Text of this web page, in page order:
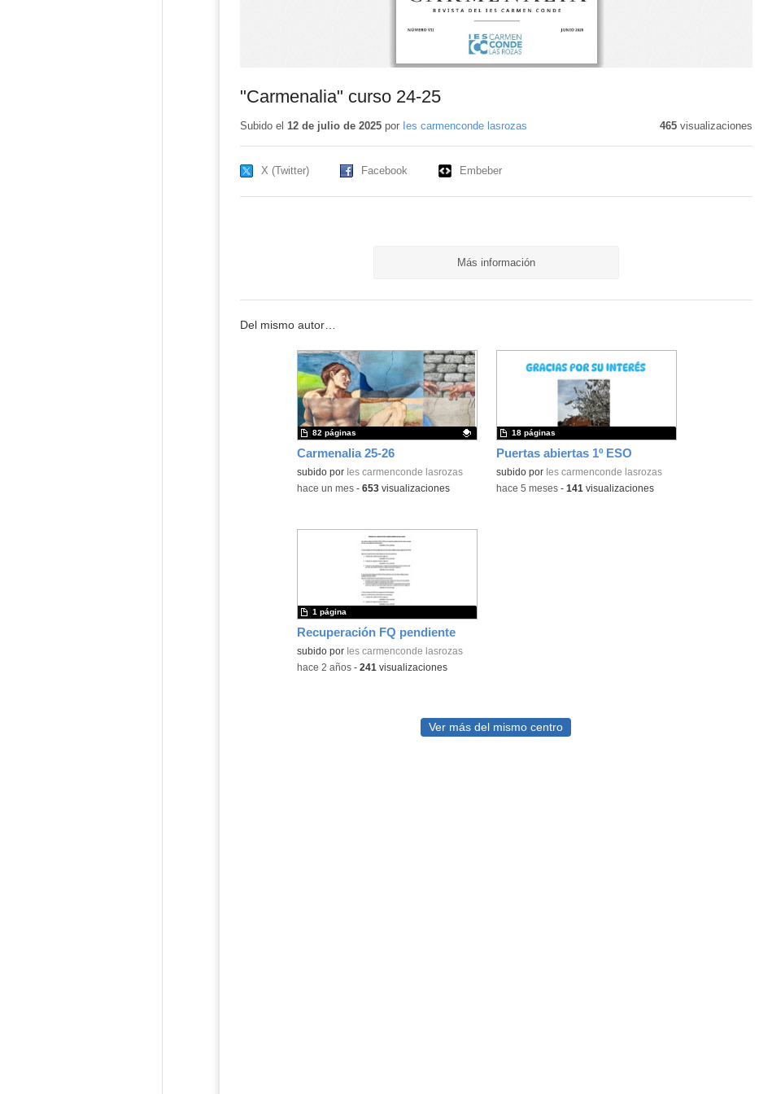
"Carmenalia" curso 24-25
Subido el 12 de julio de 2025por Ies carmenconde lasrozas 465visualizaciones
X (Twitter) Facebook Embeber
Más información
Del mismo autor…
Carmenalia 25-26
Contenido educativo.
subido por Ies carmenconde lasrozas
82 páginas
-hace un mes- 653visualizaciones
Puertas abiertas 1º ESO
subido por Ies carmenconde lasrozas
18 páginas
-hace 5 meses- 141 visualizaciones
Recuperación FQ pendiente
subido por Ies carmenconde lasrozas
1 página
-hace 2 años- 241 visualizaciones
Ver más del mismo centro